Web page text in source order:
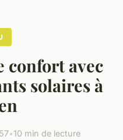
confort avec
solaires à
•10 min de lecture